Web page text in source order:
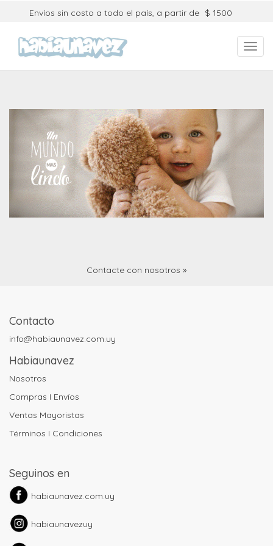
Envíos sin costo a todo el país, a partir de $ 1500
Contacte con nosotros »
Contacto
info@habiaunavez.com.uy
Habiaunavez
Nosotros
Compras I Envíos
Ventas Mayoristas
Términos I Condiciones
Seguinos en
habiaunavez.com.uy
habiaunavezuy